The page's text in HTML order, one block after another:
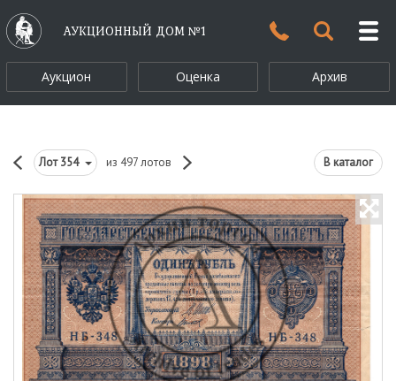
АУКЦИОННЫЙ ДОМ №1
Аукцион Оценка Архив
Лот354 из 497 лотов В каталог